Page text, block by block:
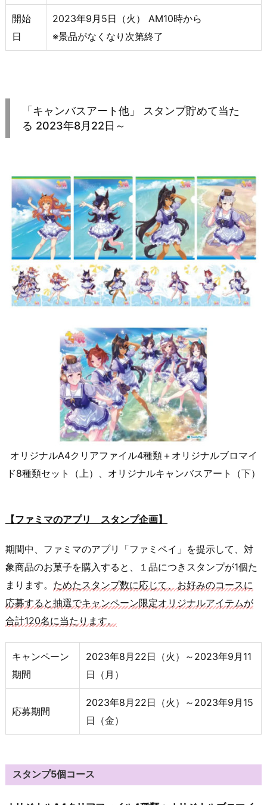
開始
日
2023年9月5日（火） AM10時から
※景品がなくなり次第終了
「キャンバスアート他」 スタンプ貯めて当た
る 2023年8月22日～
オリジナルA4クリアファイル4種類＋オリジナルブロマイ
ド8種類セット（上）、オリジナルキャンバスアート（下）
【ファミマのアプリ スタンプ企画】
期間中、ファミマのアプリ「ファミペイ」を提示して、対
象商品のお菓子を購入すると、１品につきスタンプが1個た
まります。 ためたスタンプ数に応じて、お好みのコースに
応募すると抽選でキャンペーン限定オリジナルアイテムが
合計120名に当たります。
キャンペーン
期間
2023年8月22日（火）～2023年9月11
日（月）
応募期間
2023年8月22日（火）～2023年9月15
日（金）
スタンプ5個コース